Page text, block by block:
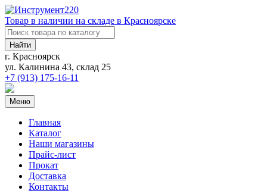
Товар в наличии на складе в Красноярске
Найти
г. Красноярск
ул. Калинина 43, склад 25
+7 (913) 175-16-11
Меню
Главная
Каталог
Наши магазины
Прайс-лист
Прокат
Доставка
Контакты